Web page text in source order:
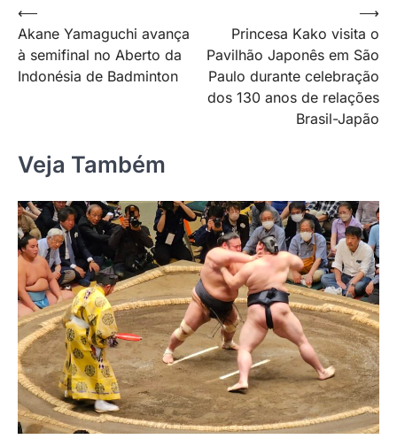
Navegação
de
Post
⟵
Akane Yamaguchi avança
à semifinal no Aberto da
Indonésia de Badminton
Princesa Kako visita o
Pavilhão Japonês em São
Paulo durante celebração
dos 130 anos de relações
Brasil-Japão
⟶
Veja Também